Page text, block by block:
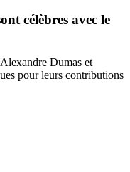
célèbres avec le
Dumas et
pour leurs contributions